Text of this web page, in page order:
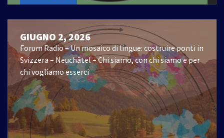
GIUGNO 2, 2026
Forum Radio – Un mosaico di lingue: costruire ponti in
Svizzera – Neuchâtel – Chi siamo, con chi siamo e per
chi vogliamo esserci